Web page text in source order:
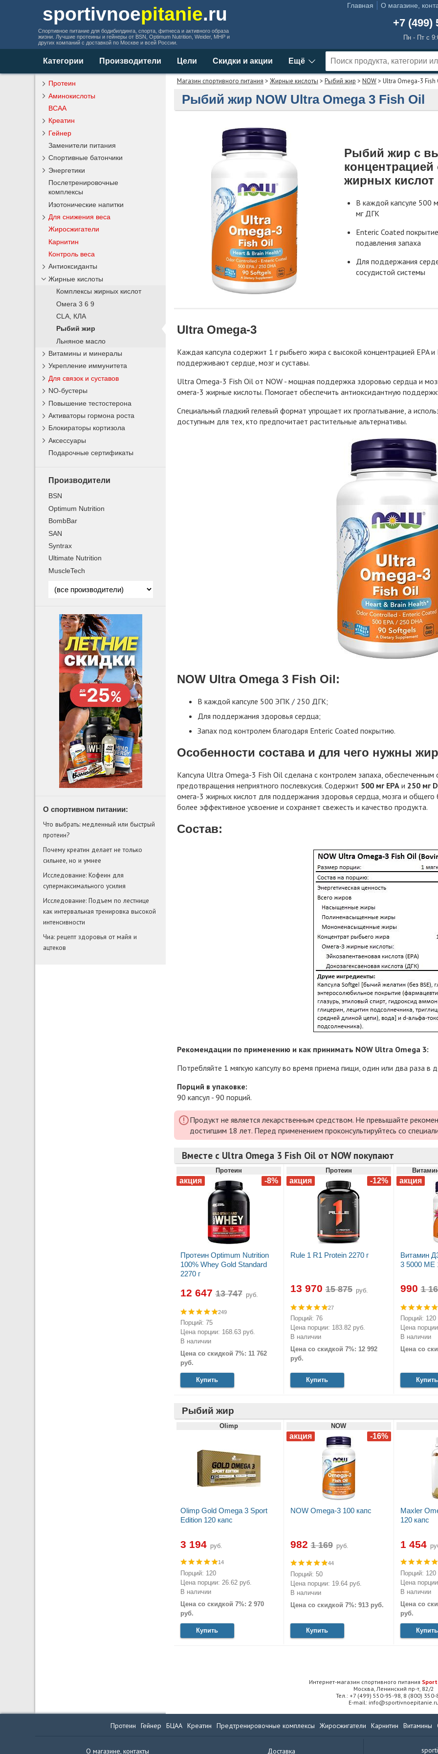
sportivnoepitanie.ru
Спортивное питание для бодибилдинга, спорта, фитнеса и активного образа
жизни. Лучшие протеины и гейнеры от BSN, Optimum Nutrition, Weider, MHP и
других компаний с доставкой по Москве и всей России.
Главная О магазине,
+7 (499)
Пн - Пт с
Категории Производители Цели Скидки и акции Ещё
Магазин спортивного питания > Жирные кислоты > Рыбий жир > NOW> Ultra Omega-3 Fish
Рыбий жир NOW Ultra Omega 3 Fish Oil
Рыбий жир с
концентрацией
жирных кислот
В каждой капсуле 500
мг ДГК
Enteric Coated
подавления запаха
Для поддержания
сосудистой системы
Ultra Omega-3
Каждая капсула содержит 1 г рыбьего жира с высокой концентрацией EPA
поддерживают сердце, мозг и суставы.
Ultra Omega-3 Fish Oil от NOW - мощная поддержка здоровью сердца и
омега-3 жирные кислоты. Помогает обеспечить антиоксидантную
Специальный гладкий гелевый формат упрощает их проглатывание, а
доступным для тех, кто предпочитает растительные альтернативы.
NOW Ultra Omega 3 Fish Oil:
В каждой капсуле 500 ЭПК / 250 ДГК;
Для поддержания здоровья сердца;
Запах под контролем благодаря Enteric Coated покрытию.
Особенности состава и для чего нужны
Капсула Ultra Omega-3 Fish Oil сделана c контролем запаха,
предотвращения неприятного послевкусия. Содержит 500 мг EPAи 250 мг
омега-3 жирных кислот для поддержания здоровья сердца, мозга и общего
более эффективное усвоение и сохраняет свежесть и качество продукта.
Состав:
Рекомендации по применению и как принимать NOW Ultra Omega 3:
Потребляйте 1 мягкую капсулу во время приема пищи, один или два раза в
Порций в упаковке:
90 капсул - 90 порций.
Продукт не является лекарственным средством. Не превышайте
достигшим 18 лет. Перед применением проконсультируйтесь со
Вместе с Ultra Omega 3 Fish Oil от NOW покупают
Протеин
Протеин Optimum Nutrition
100% Whey Gold Standard
2270 г
12 647 руб.
249
Порций: 75
Цена порции: 168.63 руб.
В наличии
Цена со скидкой 7%: 11 762
руб.
Купить
Протеин
Rule 1 R1 Protein 2270 г
13 970 руб.
27
Порций: 76
Цена порции: 183.82 руб.
В наличии
Цена со скидкой 7%: 12 992
руб.
Купить
Витамин
3 5000 МЕ
990
Порций: 120
Цена
В наличии
Цена со
Купить
Рыбий жир
Olimp
Olimp Gold Omega 3 Sport
Edition 120 капс
3 194 руб.
14
Порций: 120
Цена порции: 26.62 руб.
В наличии
Цена со скидкой 7%: 2 970
руб.
Купить
NOW
NOW Omega-3 100 капс
982 руб.
44
Порций: 50
Цена порции: 19.64 руб.
В наличии
Цена со скидкой 7%: 913 руб.
Купить
Maxler
120 капс
1 454
Порций: 120
Цена
В наличии
Цена со
руб.
Купить
Интернет-магазин спортивного питания
Москва, Ленинский пр-т, 82/2
Тел.: +7 (499) 550-95-98, 8 (800) 350-
E-mail:
Протеин
Аминокислоты
BCAA
Креатин
Гейнер
Заменители питания
Спортивные батончики
Энергетики
Послетренировочные
комплексы
Изотонические напитки
Для снижения веса
Жиросжигатели
Карнитин
Контроль веса
Антиоксиданты
Жирные кислоты
Комплексы жирных кислот
Омега 3 6 9
CLA, КЛА
Рыбий жир
Льняное масло
Витамины и минералы
Укрепление иммунитета
Для связок и суставов
NO-бустеры
Повышение тестостерона
Активаторы гормона роста
Блокираторы кортизола
Аксессуары
Подарочные сертификаты
Производители
BSN
Optimum Nutrition
BombBar
SAN
Syntrax
Ultimate Nutrition
MuscleTech
О спортивном питании:
Что выбрать: медленный или быстрый
протеин?
Почему креатин делает не только
сильнее, но и умнее
Исследование: Кофеин для
супермаксимального усилия
Исследование: Подъем по лестнице
как интервальная тренировка высокой
интенсивности
Чиа: рецепт здоровья от майя и
ацтеков
Протеин Гейнер БЦАА Креатин Предтренировочные комплексы Жиросжигатели Карнитин Витамины
О магазине, контакты Доставка